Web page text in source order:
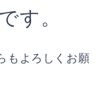
す。
もよろしくお願